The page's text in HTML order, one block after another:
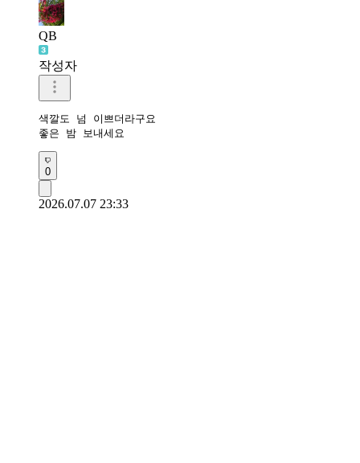
QB
작성자
색깔도 넘 이쁘더라구요
0
2026.07.07 23:33